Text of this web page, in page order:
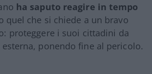
ha saputo reagire in tempo
quel che si chiede a un bravo
proteggere i suoi cittadini da
esterna, ponendo fine al pericolo.